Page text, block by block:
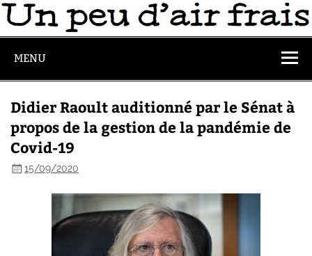
MENU
Didier Raoult auditionné par le Sénat à
propos de la gestion de la pandémie de
Covid-19
15/09/2020